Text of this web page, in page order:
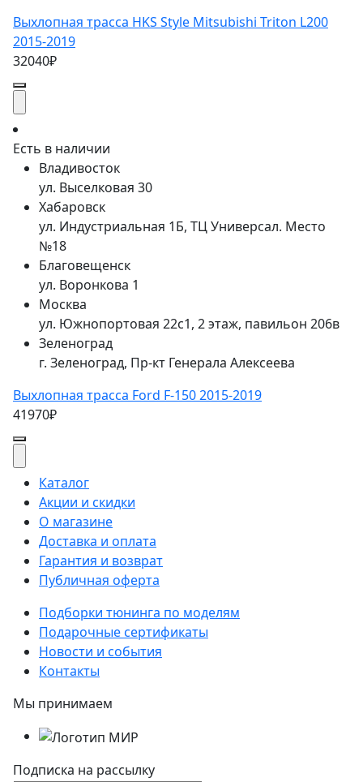
Выхлопная трасса HKS Style Mitsubishi Triton L200
2015-2019
32040₽
Есть в наличии
Владивосток
ул. Выселковая 30
Хабаровск
ул. Индустриальная 1Б, ТЦ Универсал. Место
№18
Благовещенск
ул. Воронкова 1
Москва
ул. Южнопортовая 22с1, 2 этаж, павильон 206в
Зеленоград
г. Зеленоград, Пр-кт Генерала Алексеева
Выхлопная трасса Ford F-150 2015-2019
41970₽
Каталог
Акции и скидки
О магазине
Доставка и оплата
Гарантия и возврат
Публичная оферта
Подборки тюнинга по моделям
Подарочные сертификаты
Новости и события
Контакты
Мы принимаем
Подписка на рассылку